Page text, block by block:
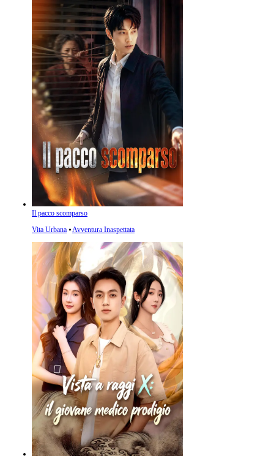
Il pacco scomparso
Vita Urbana ⦁Avventura Inaspettata